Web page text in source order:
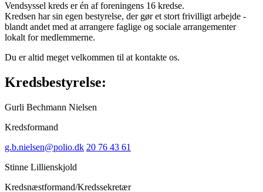
Vendsyssel kreds er én af foreningens 16 kredse.
Kredsen har sin egen bestyrelse, der gør et stort frivilligt arbejde -
blandt andet med at arrangere faglige og sociale arrangementer
lokalt for medlemmerne.
Du er altid meget velkommen til at kontakte os.
Kredsbestyrelse:
Gurli Bechmann Nielsen
Kredsformand
g.b.nielsen@polio.dk 20 76 43 61
Stinne Lillienskjold
Kredsnæstformand/Kredssekretær